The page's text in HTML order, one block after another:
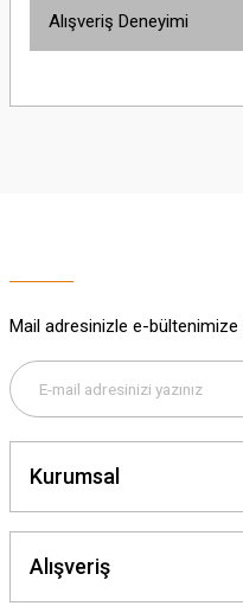
yetersiz gördüğünüz noktaları
Alışveriş Deneyimi
Mail adresinizle e-bültenimize
Kurumsal
Alışveriş